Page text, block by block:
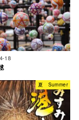
18
夏 Summer